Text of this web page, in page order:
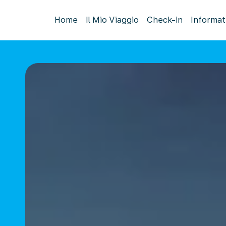
Home Il Mio Viaggio Check-in